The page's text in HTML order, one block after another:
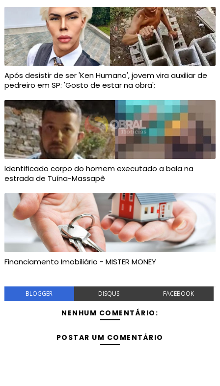
Após desistir de ser 'Ken Humano', jovem vira auxiliar de
pedreiro em SP: 'Gosto de estar na obra';
Identificado corpo do homem executado a bala na
estrada de Tuína-Massapê
Financiamento Imobiliário - MISTER MONEY
BLOGGER DISQUS FACEBOOK
NENHUM COMENTÁRIO:
POSTAR UM COMENTÁRIO